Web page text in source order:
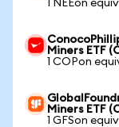
1 NEEon
Miners ETF
1 COPon
Miners ETF
1 GFSon